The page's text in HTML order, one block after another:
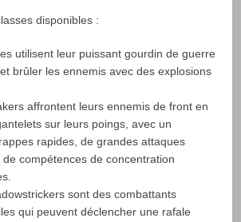
disponibles :
utilisent leur puissant gourdin de guerre
brûler les ennemis avec des explosions
affrontent leurs ennemis de front en
sur leurs poings, avec un
rapides, de grandes attaques
de compétences de concentration
sont des combattants
qui peuvent déclencher une rafale